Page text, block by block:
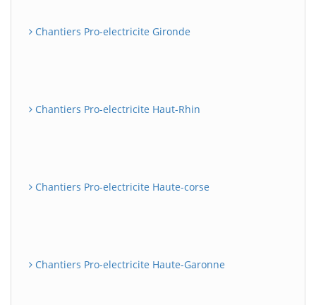
Chantiers Pro-electricite Gironde
Chantiers Pro-electricite Haut-Rhin
Chantiers Pro-electricite Haute-corse
Chantiers Pro-electricite Haute-Garonne